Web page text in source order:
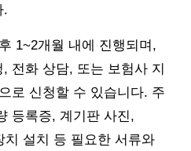
.
1~2개월 내에 진행되며,
전화 상담, 또는 보험사 지
로 신청할 수 있습니다. 주
등록증, 계기판 사진,
설치 등 필요한 서류와